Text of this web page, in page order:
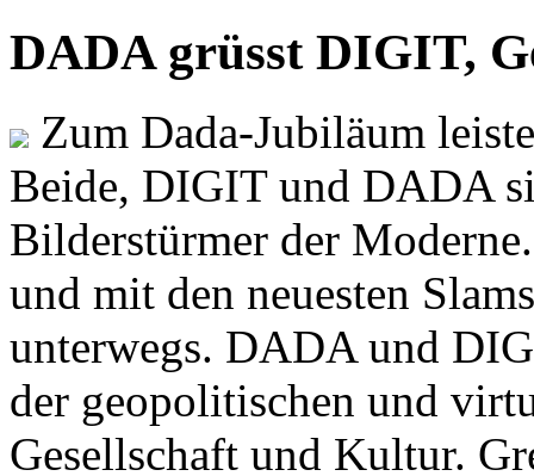
DADA grüsst DIGIT,
Zum Dada-Jubiläum
Beide, DIGIT und DADA
Bilderstürmer der
und mit den neuesten
unterwegs. DADA und
der geopolitischen und
Gesellschaft und Kultur.